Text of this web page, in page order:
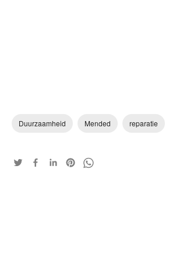
Duurzaamheid Mended reparatie